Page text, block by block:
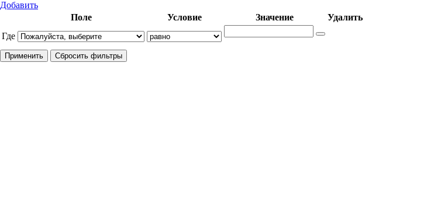
Добавить
Где
Поле Условие Значение Удалить